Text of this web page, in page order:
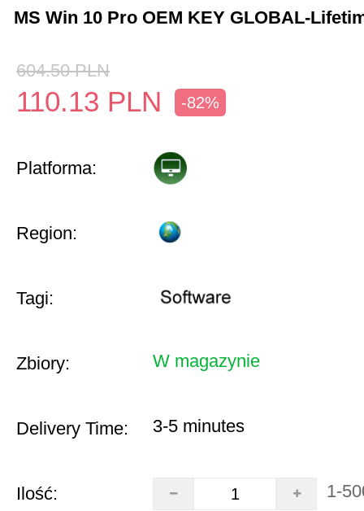
MS Win 10 Pro OEM KEY GLOBAL-
604.50 PLN
110.13 PLN -82%
Platforma:
Region:
Tagi:
Zbiory: W magazynie
Delivery Time: 3-5 minutes
Ilość: 1-